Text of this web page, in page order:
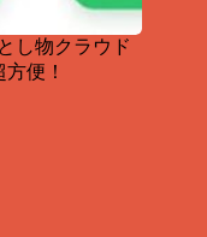
し物クラウド
便！